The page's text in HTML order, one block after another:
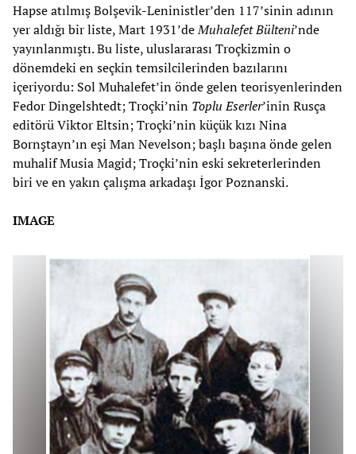
Hapse atılmış Bolşevik-Leninistler’den 117’sinin adının
yer aldığı bir liste, Mart 1931’deMuhalefet Bülteni’nde
yayınlanmıştı. Bu liste, uluslararası Troçkizmin o
dönemdeki en seçkin temsilcilerinden bazılarını
içeriyordu: Sol Muhalefet’in önde gelen teorisyenlerinden
Fedor Dingelshtedt; Troçki’nin Toplu Eserler’inin Rusça
editörü Viktor Eltsin; Troçki’nin küçük kızı Nina
Bornştayn’ın eşi Man Nevelson; başlı başına önde gelen
muhalif Musia Magid; Troçki’nin eski sekreterlerinden
biri ve en yakın çalışma arkadaşı İgor Poznanski.
IMAGE